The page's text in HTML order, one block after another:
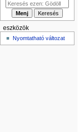
eszközök
Nyomtatható változat